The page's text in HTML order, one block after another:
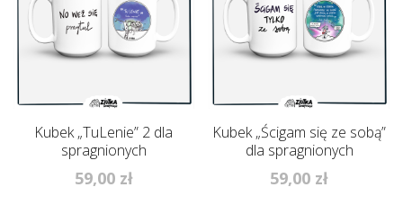
Kubek „TuLenie” 2 dla
spragnionych
59,00 zł
Kubek „Ścigam się ze sobą”
dla spragnionych
59,00 zł